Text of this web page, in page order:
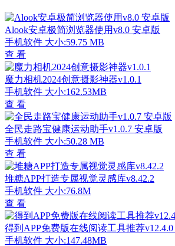
Alook安卓极简浏览器使用v8.0 安卓版
手机软件 大小:59.75 MB
查 看
魔力相机2024创意摄影神器v1.0.1
手机软件 大小:162.53MB
查 看
全民走路宝健康运动助手v1.0.7 安卓版
手机软件 大小:50.28 MB
查 看
堆糖APP打造专属视觉灵感库v8.42.2
手机软件 大小:76.8M
查 看
得到APP免费版在线阅读工具推荐v12.4.0
手机软件 大小:147.48MB